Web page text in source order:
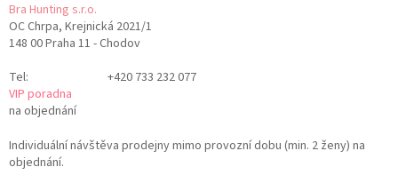
Bra Hunting s.r.o.
OC Chrpa, Krejnická 2021/1
148 00 Praha 11 - Chodov
Tel:
+420 733 232 077
VIP poradna
na objednání
Individuální návštěva prodejny mimo provozní dobu (min. 2 ženy) na
objednání.